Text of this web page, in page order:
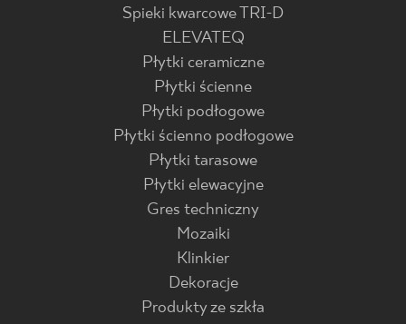
Spieki kwarcowe TRI-D
ELEVATEQ
Płytki ceramiczne
Płytki ścienne
Płytki podłogowe
Płytki ścienno podłogowe
Płytki tarasowe
Płytki elewacyjne
Gres techniczny
Mozaiki
Klinkier
Dekoracje
Produkty ze szkła